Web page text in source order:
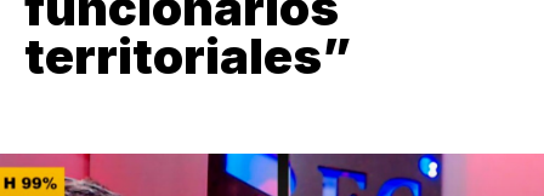
territoriales”